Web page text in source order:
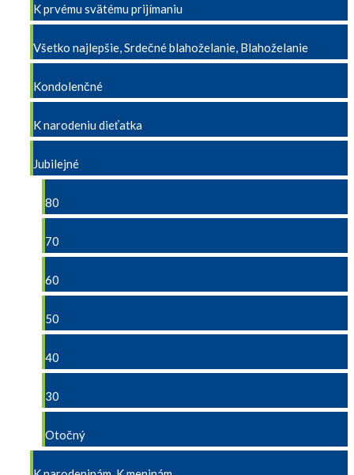
K prvému svätému prijímaniu
Všetko najlepšie, Srdečné blahoželanie, Blahoželanie
Kondolenčné
K narodeniu dieťatka
Jubilejné
80
70
60
50
40
30
Otočný